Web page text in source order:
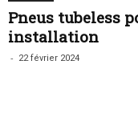
Pneus tubeless
installation
- 22 février 2024